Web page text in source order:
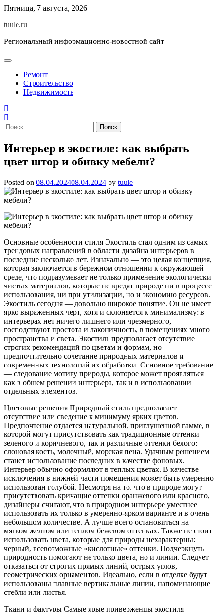
Skip
content
Пятница, 7 августа, 2026
tuule.ru
Региональный информационно-новостной сайт
Ремонт
Строительство
Недвижимость
Найти:
Интерьер в экостиле: как выбрать
цвет штор и обивку мебели?
Posted on 08.04.202408.04.2024 by tuule
Основные особенности стиля Экостиль стал одним из самых
трендовых направлений в области дизайна интерьеров в
последние несколько лет. Изначально — это целая концепция,
которая заключается в бережном отношении к окружающей
среде, что подразумевает не только применение экологически
чистых материалов, которые не вредят природе ни в процессе
использования, ни при утилизации, но и экономию ресурсов.
Экостиль сегодня — довольно широкое понятие. Он не имеет
ярко выраженных черт, хотя и склоняется к минимализму: в
интерьерах нет ничего лишнего или чрезмерного,
господствуют простота и лаконичность, в помещениях много
пространства и света. Экостиль предполагает отсутствие
строгих рекомендаций по цветам и формам, но
предпочтительно сочетание природных материалов и
современных технологий их обработки. Основное требование
— следование мотиву природы, которое может проявляться
как в общем решении интерьера, так и в использовании
отдельных элементов.
Цветовые решения Природный стиль предполагает
отсутствие или сведение к минимуму ярких цветов.
Предпочтение отдается натуральной, приглушенной гамме, в
которой могут присутствовать как традиционные оттенки
зеленого и коричневого, так и различные оттенки белого:
слоновая кость, молочный, морская пена. Удачным решением
станет использование последних в качестве фоновых.
Интерьер обычно оформляют в теплых цветах. В качестве
исключения в нижней части помещения может быть умеренно
использован голубой. Несмотря на то, что в природе могут
присутствовать кричащие оттенки оранжевого или красного,
дизайнеры считают, что в природном интерьере уместнее
использовать их только в умеренно-ярком варианте и в очень
небольшом количестве. А лучше всего остановиться на
мягком желтом или теплом бежевом оттенках. Также не стоит
использовать цвета, которые для природы нехарактерны:
черный, всевозможные «кислотные» оттенки. Подчеркнуть
природность помогают не только цвета, но и линии. Следует
отказаться от строгих прямых линий, острых углов,
геометрических орнаментов. Идеально, если в отделке будут
использованы плавные вертикальные линии, напоминающие
стебли или листья.
Ткани и фактуры Самые ярые приверженцы экостиля